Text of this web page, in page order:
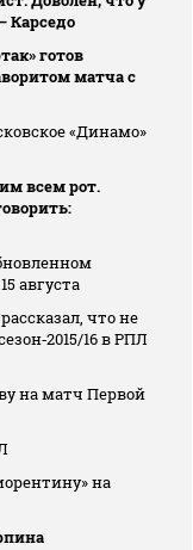
Карседо
готов
матча с
«Динамо»
всем рот.
августа
что не
16 в РПЛ
на матч Первой
на